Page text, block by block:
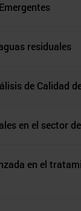
residuales
de Calidad
en el sector
en el